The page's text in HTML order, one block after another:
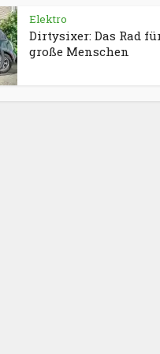
Elektro
Dirtysixer: Das Rad
große Menschen